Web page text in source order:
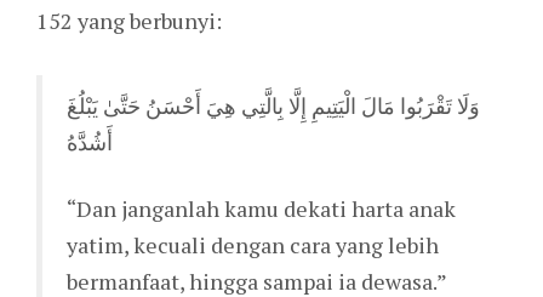
152 yang berbunyi:
وَلَا تَقْرَبُوا مَالَ الْيَتِيمِ إِلَّا بِالَّتِي هِيَ أَحْسَنُ حَتَّىٰ يَبْلُغَ
أَشُدَّهُ
“Dan janganlah kamu dekati harta anak
yatim, kecuali dengan cara yang lebih
bermanfaat, hingga sampai ia dewasa.”